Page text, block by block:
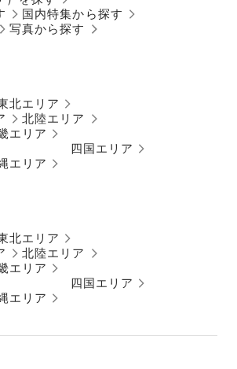
国内特集から探す
写真から探す
北エリア
北陸エリア
エリア
四国エリア
エリア
北エリア
北陸エリア
エリア
四国エリア
エリア